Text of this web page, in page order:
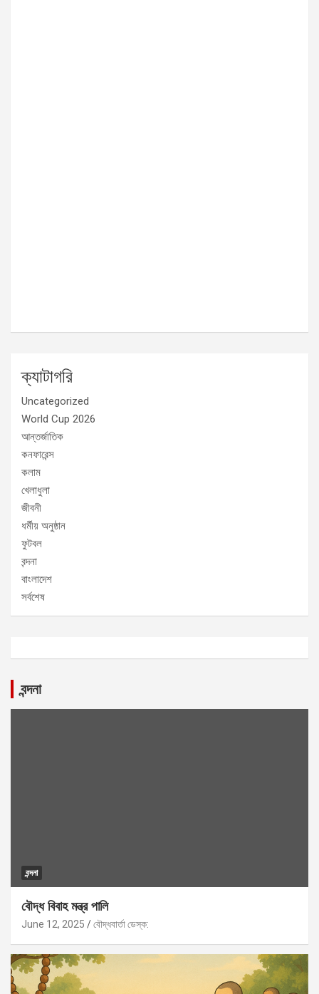
ক্যাটাগরি
Uncategorized
World Cup 2026
আন্তর্জাতিক
কনফারেন্স
কলাম
খেলাধুলা
জীবনী
ধর্মীয় অনুষ্ঠান
ফুটবল
বন্দনা
বাংলাদেশ
সর্বশেষ
বন্দনা
বন্দনা
বৌদ্ধ বিবাহ মন্ত্র পালি
June 12, 2025 বৌদ্ধবার্তা ডেস্ক: